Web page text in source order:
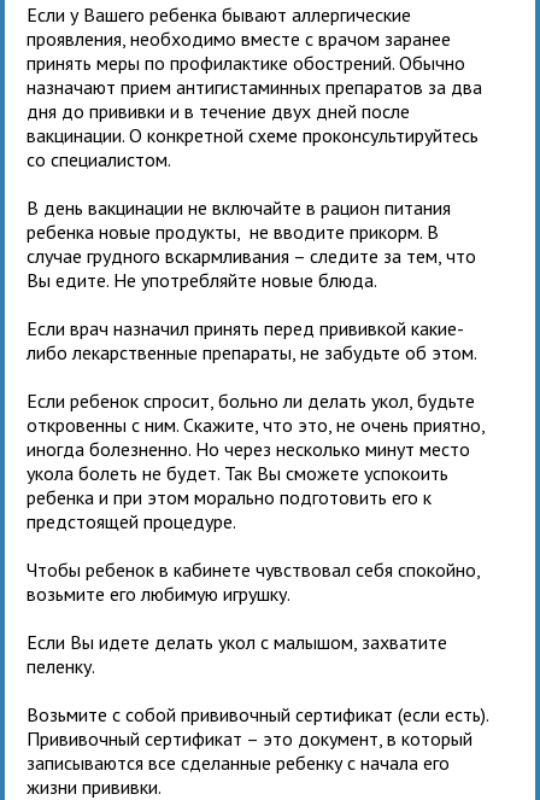
Если у Вашего ребенка бывают аллергические
проявления, необходимо вместе с врачом заранее
принять меры по профилактике обострений. Обычно
назначают прием антигистаминных препаратов за два
дня до прививки и в течение двух дней после
вакцинации. О конкретной схеме проконсультируйтесь
со специалистом.
В день вакцинации не включайте в рацион питания
ребенка новые продукты, не вводите прикорм. В
случае грудного вскармливания – следите за тем, что
Вы едите. Не употребляйте новые блюда.
Если врач назначил принять перед прививкой какие-
либо лекарственные препараты, не забудьте об этом.
Если ребенок спросит, больно ли делать укол, будьте
откровенны с ним. Скажите, что это, не очень приятно,
иногда болезненно. Но через несколько минут место
укола болеть не будет. Так Вы сможете успокоить
ребенка и при этом морально подготовить его к
предстоящей процедуре.
Чтобы ребенок в кабинете чувствовал себя спокойно,
возьмите его любимую игрушку.
Если Вы идете делать укол с малышом, захватите
пеленку.
Возьмите с собой прививочный сертификат (если есть).
Прививочный сертификат – это документ, в который
записываются все сделанные ребенку с начала его
жизни прививки.